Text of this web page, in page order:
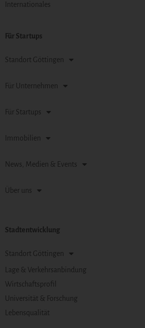
Internationales
Für Startups
Standort Göttingen
Für Unternehmen
Für Startups
Immobilien
News, Medien & Events
Über uns
Stadtentwicklung
Standort Göttingen
Lage & Verkehrsanbindung
Wirtschaftsprofil
Universität & Forschung
Lebensqualität